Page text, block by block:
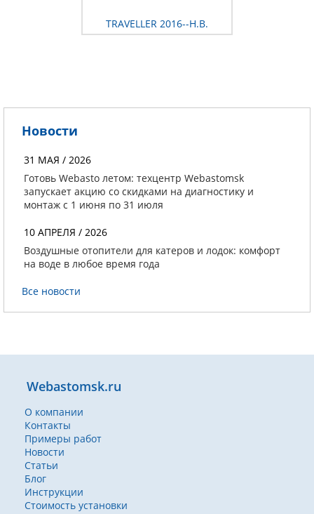
TRAVELLER 2016--Н.В.
Новости
31 МАЯ / 2026
Готовь Webasto летом: техцентр Webastomsk
запускает акцию со скидками на диагностику и
монтаж с 1 июня по 31 июля
10 АПРЕЛЯ / 2026
Воздушные отопители для катеров и лодок: комфорт
на воде в любое время года
Все новости
Webastomsk.ru
О компании
Контакты
Примеры работ
Новости
Статьи
Блог
Инструкции
Стоимость установки